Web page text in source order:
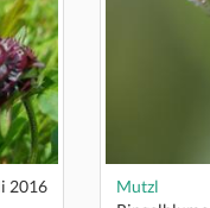
2016
Mutzl